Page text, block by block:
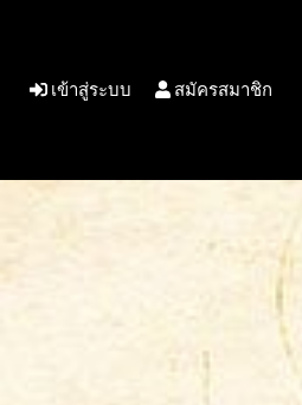
เข้าสู่ระบบ สมัครสมาชิก